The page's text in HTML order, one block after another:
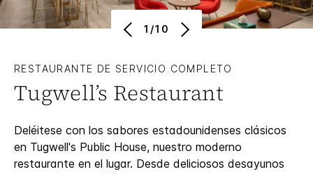
1/10
RESTAURANTE DE SERVICIO COMPLETO
Tugwell’s Restaurant
Deléitese con los sabores estadounidenses clásicos
en Tugwell's Public House, nuestro moderno
restaurante en el lugar. Desde deliciosos desayunos